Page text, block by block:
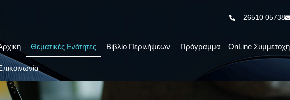
26510 05738
Θεματικές Ενότητες Βιβλίο Περιλήψεων Πρόγραμμα – OnLine Συμμετοχή